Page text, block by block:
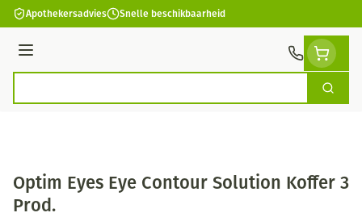
Ga naar de inhoud
Apothekersadvies Snelle beschikbaarheid
Menu
Zoek
Optim Eyes Eye Contour Solution Koffer 3
Prod.